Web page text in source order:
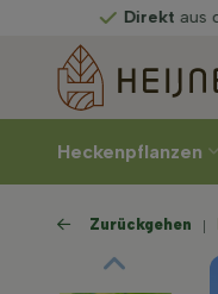
aus der Gärtnerei
Heckenpflanzen
Zurückgehen